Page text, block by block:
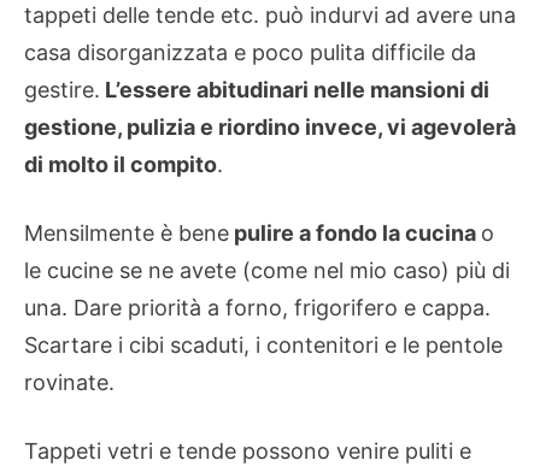
tappeti delle tende etc. può indurvi ad avere una
casa disorganizzata e poco pulita difficile da
gestire. L’essere abitudinari nelle mansioni di
gestione, pulizia e riordino invece, vi agevolerà
di molto il compito.
Mensilmente è bene pulire a fondo la cucina o
le cucine se ne avete (come nel mio caso) più di
una. Dare priorità a forno, frigorifero e cappa.
Scartare i cibi scaduti, i contenitori e le pentole
rovinate.
Tappeti vetri e tende possono venire puliti e